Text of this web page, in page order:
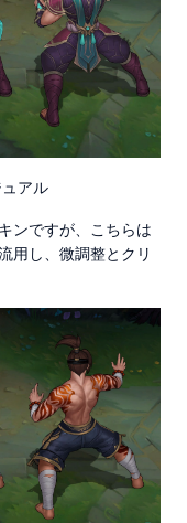
アル
ンですが、こちらは
用し、微調整とクリ